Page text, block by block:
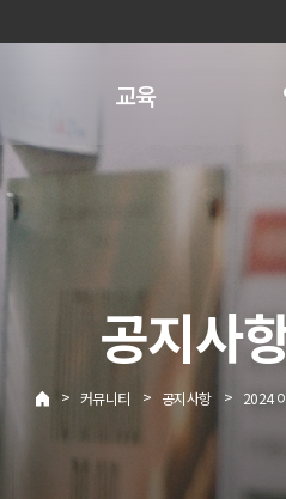
교육
공지사
> 커뮤니티 > 공지사항 > 2024